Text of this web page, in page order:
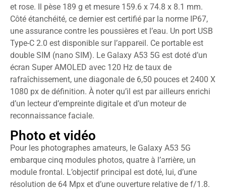
et rose. Il pèse 189 g et mesure 159.6 x 74.8 x 8.1 mm.
Côté étanchéité, ce dernier est certifié par la norme IP67,
une assurance contre les poussières et l’eau. Un port USB
Type-C 2.0 est disponible sur l’appareil. Ce portable est
double SIM (nano SIM). Le Galaxy A53 5G est doté d’un
écran Super AMOLED avec 120 Hz de taux de
rafraîchissement, une diagonale de 6,50 pouces et 2400 X
1080 px de définition. À noter qu’il est par ailleurs enrichi
d’un lecteur d’empreinte digitale et d’un moteur de
reconnaissance faciale.
Photo et vidéo
Pour les photographes amateurs, le Galaxy A53 5G
embarque cinq modules photos, quatre à l’arrière, un
module frontal. L’objectif principal est doté, lui, d’une
résolution de 64 Mpx et d’une ouverture relative de f/1.8.